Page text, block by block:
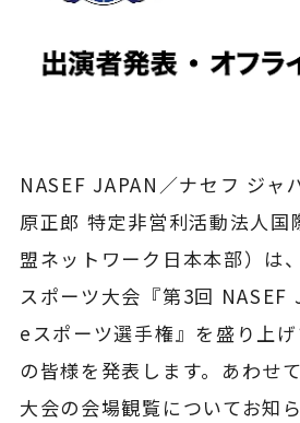
NASEF JAPAN／ナセフ ジャ
原正郎 特定非営利活動法人国
盟ネットワーク日本本部）は
スポーツ大会『第3回 NASEF
eスポーツ選手権』を盛り上
の皆様を発表します。あわせ
大会の会場観覧についてお知ら